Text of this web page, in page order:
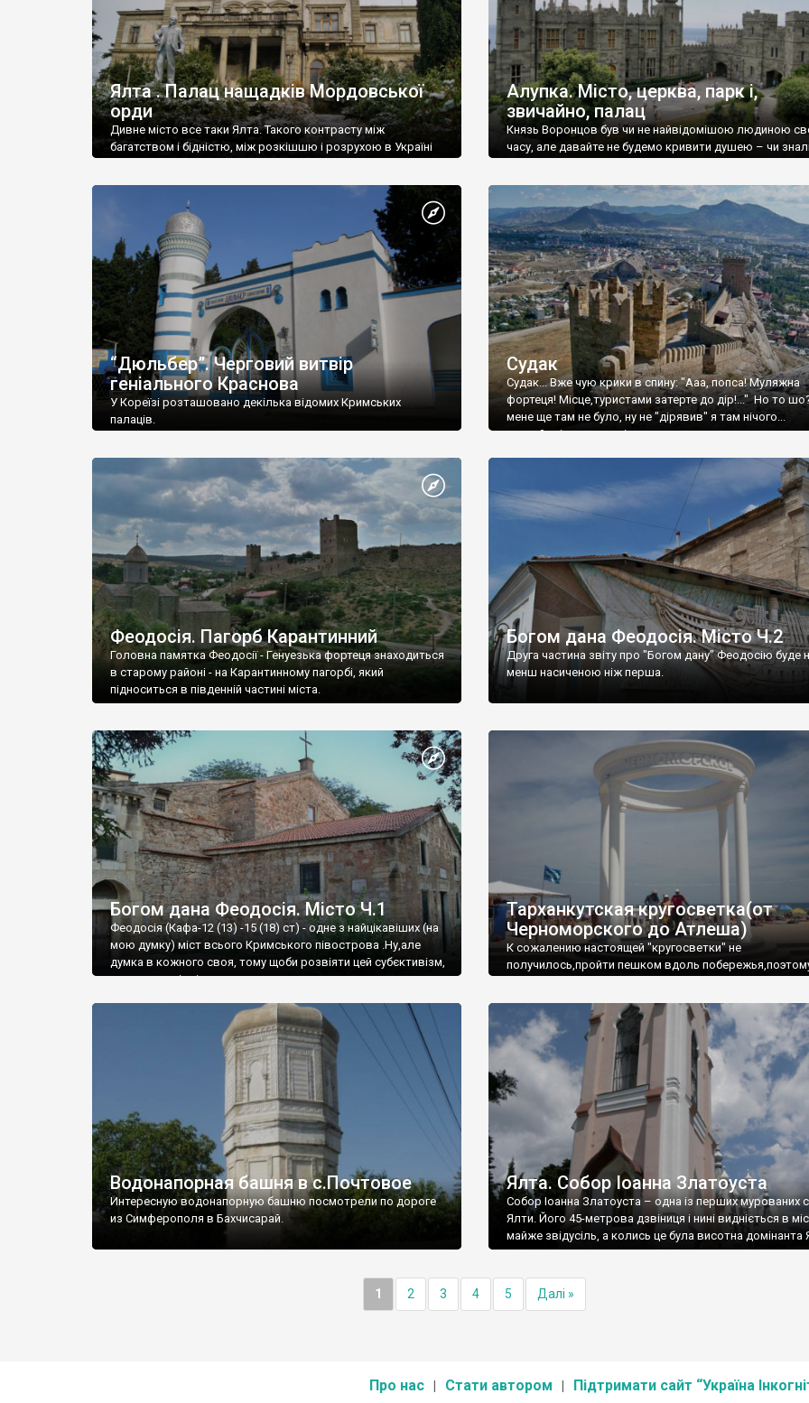
Ялта . Палац нащадків Мордовської
орди
Дивне місто все таки Ялта. Такого контрасту між
багатством і бідністю, між розкішшю і розрухою в Україні
Алупка. Місто, церква, парк і,
звичайно, палац
Князь Воронцов був чи не найвідомішою людиною
часу, але давайте не будемо кривити душею – чи
“Дюльбер”. Черговий витвір
геніального Краснова
У Кореїзі розташовано декілька відомих Кримських
палаців.
Судак
Судак... Вже чую крики в спину: "Ааа, попса! Муляжна
фортеця! Місце,туристами затерте до дір!..." Но то
мене ще там не було, ну не "дірявив" я там нічого...
принаймні до цього літа.
Феодосія. Пагорб Карантинний
Головна памятка Феодосії - Генуезька фортеця знаходиться
в старому районі - на Карантинному пагорбі, який
підноситься в південній частині міста.
Богом дана Феодосія. Місто Ч.2
Друга частина звіту про "Богом дану" Феодосію буде
менш насиченою ніж перша.
Богом дана Феодосія. Місто Ч.1
Феодосія (Кафа-12 (13) -15 (18) ст) - одне з найцікавіших (на
мою думку) міст всього Кримського півострова .Ну,але
думка в кожного своя, тому щоби розвіяти цей субєктивізм,
запрошую відвідати це
Тарханкутская кругосветка(от
Черноморского до Атлеша)
К сожалению настоящей "кругосветки" не
получилось,пройти пешком вдоль
Водонапорная башня в с.Почтовое
Интересную водонапорную башню посмотрели по дороге
из Симферополя в Бахчисарай.
Ялта. Собор Іоанна Златоуста
Собор Іоанна Златоуста – одна із перших мурованих
Ялти. Його 45-метрова дзвіниця і нині видніється в
майже звідусіль, а колись це була висотна домінанта
1 2 3 4 5 Далі »
Про нас Стати автором Підтримати сайт “Україна